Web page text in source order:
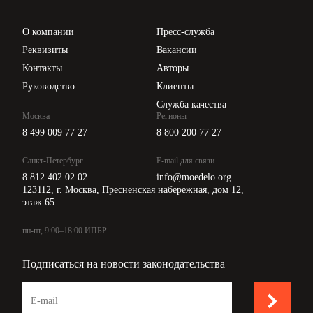
О компании
Реквизиты
Контакты
Руководство
Пресс-служба
Вакансии
Авторы
Клиенты
Служба качества
Москва
8 499 009 77 27
Санкт-Петербург
8 812 402 02 02
Регионы
8 800 200 77 27
E-mail для связи
info@moedelo.org
123112, г. Москва, Пресненская набережная, дом 12,
этаж 65
пн-пт, 9:00–18:00 ИПБР
Подписаться на новости законодательства